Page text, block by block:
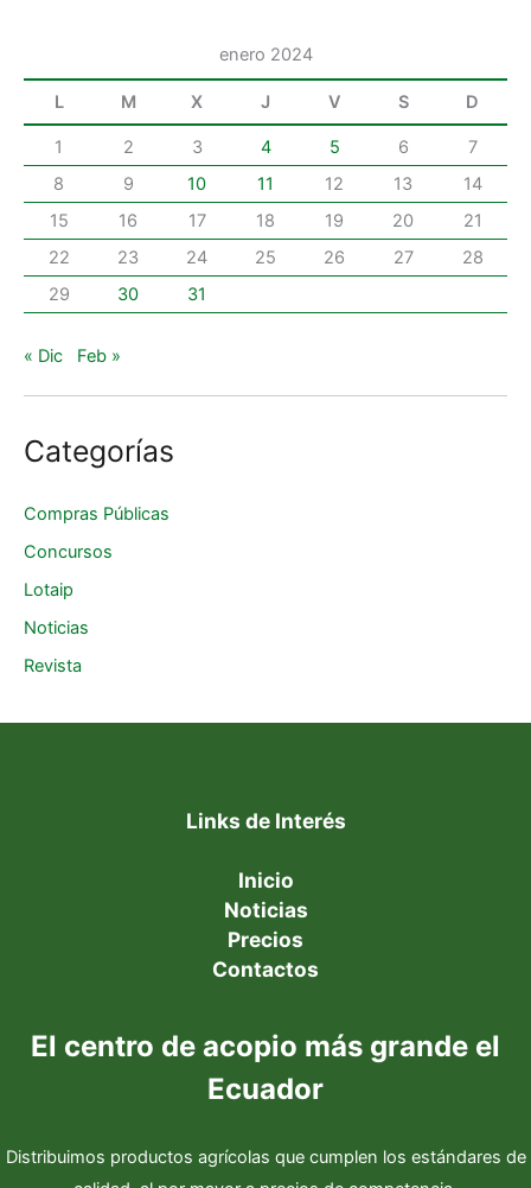
enero 2024
L M X J V S D
1 2 3 4 5 6
7
8
9 10 11 12 13
14
15
16 17 18 19 20
21
22
23 24 25 26 27
28
29
30 31
« Dic Feb »
Categorías
Compras Públicas
Concursos
Lotaip
Noticias
Revista
Links de Interés
Inicio
Noticias
Precios
Contactos
El centro de acopio más grande el
Ecuador
Distribuimos productos agrícolas que cumplen los estándares de